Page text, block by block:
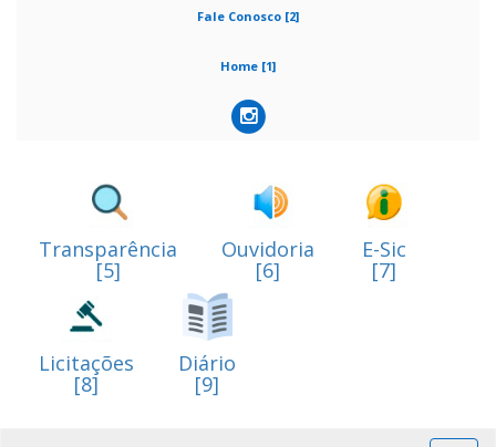
Fale Conosco [2]
Home [1]
Transparência
[5]
Ouvidoria
[6]
E-Sic
[7]
Licitações
[8]
Diário
[9]